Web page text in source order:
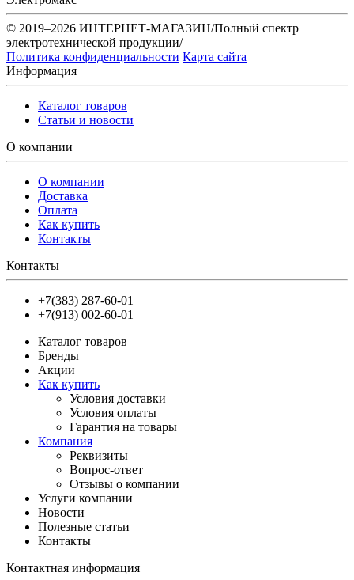
© 2019–2026 ИНТЕРНЕТ-МАГАЗИН/Полный спектр
электротехнической продукции/
Политика конфиденциальности Карта сайта
Информация
Каталог товаров
Статьи и новости
О компании
О компании
Доставка
Оплата
Как купить
Контакты
Контакты
+7(383) 287-60-01
+7(913) 002-60-01
Каталог товаров
Бренды
Акции
Как купить
Условия доставки
Условия оплаты
Гарантия на товары
Компания
Реквизиты
Вопрос-ответ
Отзывы о компании
Услуги компании
Новости
Полезные статьи
Контакты
Контактная информация